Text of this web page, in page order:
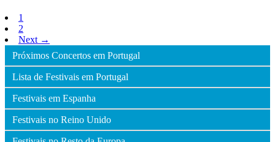
1
2
Next →
Próximos Concertos em Portugal
Lista de Festivais em Portugal
Festivais em Espanha
Festivais no Reino Unido